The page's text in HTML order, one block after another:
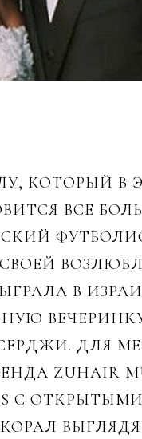
КОТОРЫЙ В
ВСЕ
В
ДЛЯ
ZUHAIR
С